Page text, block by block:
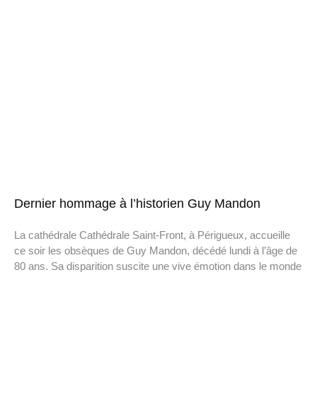
Dernier hommage à l’historien Guy Mandon
La cathédrale Cathédrale Saint-Front, à Périgueux, accueille
ce soir les obsèques de Guy Mandon, décédé lundi à l’âge de
80 ans. Sa disparition suscite une vive émotion dans le monde